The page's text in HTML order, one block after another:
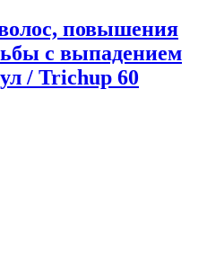
повышения
с выпадением
/ Trichup 60